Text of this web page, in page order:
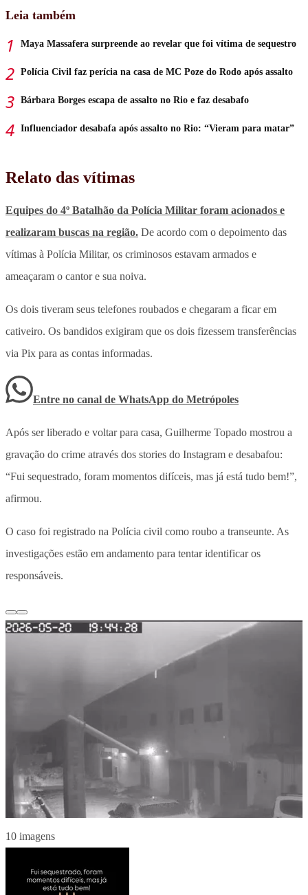
Leia também
Maya Massafera surpreende ao revelar que foi vítima de sequestro
Polícia Civil faz perícia na casa de MC Poze do Rodo após assalto
Bárbara Borges escapa de assalto no Rio e faz desabafo
Influenciador desabafa após assalto no Rio: “Vieram para matar”
Relato das vítimas
Equipes do 4º Batalhão da Polícia Militar foram acionados e
realizaram buscas na região. De acordo com o depoimento das
vítimas à Polícia Militar, os criminosos estavam armados e
ameaçaram o cantor e sua noiva.
Os dois tiveram seus telefones roubados e chegaram a ficar em
cativeiro. Os bandidos exigiram que os dois fizessem transferências
via Pix para as contas informadas.
Entre no canal de WhatsApp do Metrópoles
Após ser liberado e voltar para casa, Guilherme Topado mostrou a
gravação do crime através dos stories do Instagram e desabafou:
“Fui sequestrado, foram momentos difíceis, mas já está tudo bem!”,
afirmou.
O caso foi registrado na Polícia civil como roubo a transeunte. As
investigações estão em andamento para tentar identificar os
responsáveis.
10 imagens